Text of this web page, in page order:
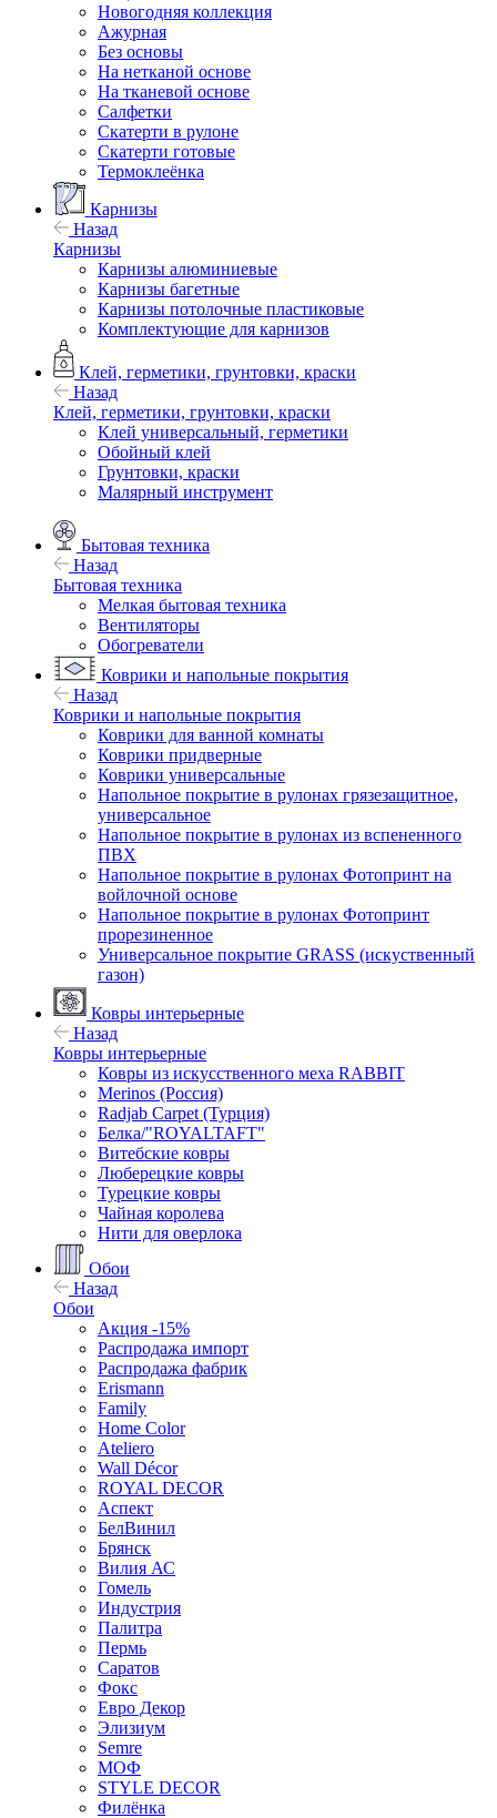
Новогодняя коллекция
Ажурная
Без основы
На нетканой основе
На тканевой основе
Салфетки
Скатерти в рулоне
Скатерти готовые
Термоклеёнка
Карнизы
Назад
Карнизы
Карнизы алюминиевые
Карнизы багетные
Карнизы потолочные пластиковые
Комплектующие для карнизов
Клей, герметики, грунтовки, краски
Назад
Клей, герметики, грунтовки, краски
Клей универсальный, герметики
Обойный клей
Грунтовки, краски
Малярный инструмент
Бытовая техника
Назад
Бытовая техника
Мелкая бытовая техника
Вентиляторы
Обогреватели
Коврики и напольные покрытия
Назад
Коврики и напольные покрытия
Коврики для ванной комнаты
Коврики придверные
Коврики универсальные
Напольное покрытие в рулонах грязезащитное,
универсальное
Напольное покрытие в рулонах из вспененного
ПВХ
Напольное покрытие в рулонах Фотопринт на
войлочной основе
Напольное покрытие в рулонах Фотопринт
прорезиненное
Универсальное покрытие GRASS (искуственный
газон)
Ковры интерьерные
Назад
Ковры интерьерные
Ковры из искусственного меха RABBIT
Merinos (Россия)
Radjab Carpet (Турция)
Белка/"ROYALTAFT"
Витебские ковры
Люберецкие ковры
Турецкие ковры
Чайная королева
Нити для оверлока
Обои
Назад
Обои
Акция -15%
Распродажа импорт
Распродажа фабрик
Erismann
Family
Home Color
Ateliero
Wall Décor
ROYAL DECOR
Аспект
БелВинил
Брянск
Вилия АС
Гомель
Индустрия
Палитра
Пермь
Саратов
Фокс
Евро Декор
Элизиум
Semre
МОФ
STYLE DECOR
Филёнка